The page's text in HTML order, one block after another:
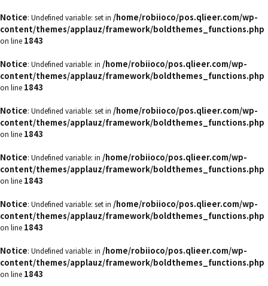
Notice: Undefined variable: set in /home/robiioco/pos.qlieer.com/wp-
content/themes/applauz/framework/boldthemes_functions.php
on line 1843
Notice: Undefined variable: in /home/robiioco/pos.qlieer.com/wp-
content/themes/applauz/framework/boldthemes_functions.php
on line 1843
Notice: Undefined variable: set in /home/robiioco/pos.qlieer.com/wp-
content/themes/applauz/framework/boldthemes_functions.php
on line 1843
Notice: Undefined variable: in /home/robiioco/pos.qlieer.com/wp-
content/themes/applauz/framework/boldthemes_functions.php
on line 1843
Notice: Undefined variable: set in /home/robiioco/pos.qlieer.com/wp-
content/themes/applauz/framework/boldthemes_functions.php
on line 1843
Notice: Undefined variable: in /home/robiioco/pos.qlieer.com/wp-
content/themes/applauz/framework/boldthemes_functions.php
on line 1843